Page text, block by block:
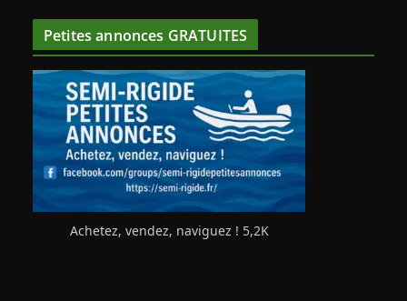
Petites annonces GRATUITES
Achetez, vendez, naviguez ! 5,2K